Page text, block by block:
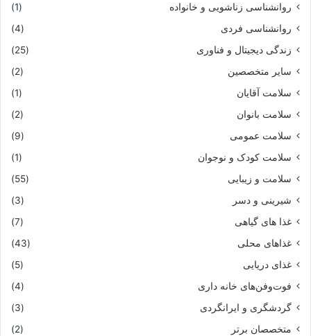
روانشناسی زناشویی و خانواده
(1)
روانشناسی فردی
(4)
زندگی دیجیتال و فناوری
(25)
سایر متخصصین
(2)
سلامت آقایان
(1)
سلامت بانوان
(2)
سلامت عمومی
(9)
سلامت کودک و نوجوان
(1)
سلامت و زیبایی
(55)
شیرینی و دسر
(3)
غذا های گیاهی
(7)
غذاهای محلی
(43)
غذای دریایی
(5)
فوت‌وفن‌های خانه داری
(4)
گردشگری و ایرانگردی
(3)
متخصصان برتر
(2)